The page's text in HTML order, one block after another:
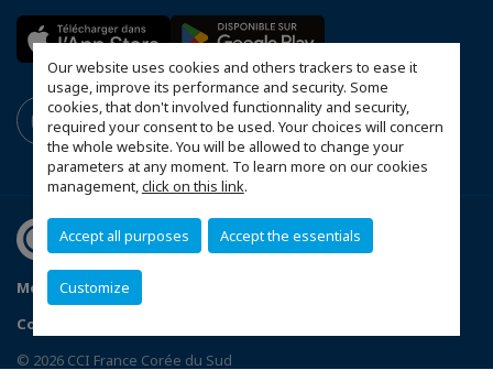
Our website uses cookies and others trackers to ease it
usage, improve its performance and security. Some
cookies, that don't involved functionnality and security,
required your consent to be used. Your choices will concern
the whole website. You will be allowed to change your
parameters at any moment. To learn more on our cookies
management,click on this link.
Accept all purposes Accept the essentials
Customize
Mentions légales
Configurer vos préférences cookies
© 2026 CCI France Corée du Sud